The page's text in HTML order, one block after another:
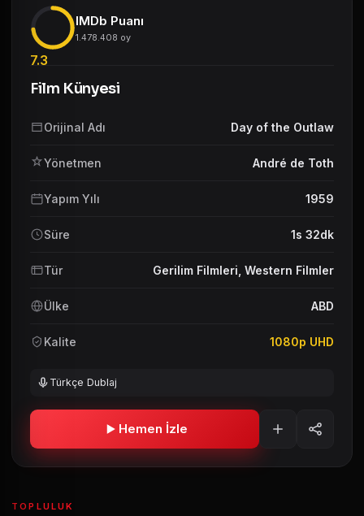
7.3
IMDb Puanı
1.478.408 oy
Film Künyesi
Orijinal Adı Day of the Outlaw
Yönetmen André de Toth
Yapım Yılı 1959
Süre 1s 32dk
Tür Gerilim Filmleri, Western Filmler
Ülke ABD
Kalite 1080p UHD
Türkçe Dublaj
Hemen İzle
TOPLULUK